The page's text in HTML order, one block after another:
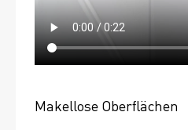
Makellose Oberflächen